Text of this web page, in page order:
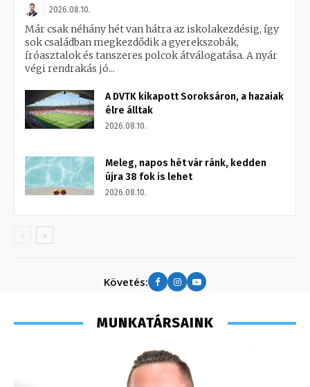
2026.08.10.
Már csak néhány hét van hátra az iskolakezdésig, így
sok családban megkezdődik a gyerekszobák,
íróasztalok és tanszeres polcok átválogatása. A nyár
végi rendrakás jó...
A DVTK kikapott Soroksáron, a hazaiak
élre álltak
2026.08.10.
Meleg, napos hét vár ránk, kedden
újra 38 fok is lehet
2026.08.10.
Követés:
MUNKATÁRSAINK